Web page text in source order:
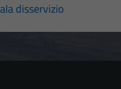
disservizio